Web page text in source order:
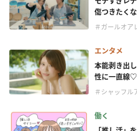
傷つきたく
＃ガールオア
エンタメ
本能剥き出
性に一直線
＃シャッフル
働く